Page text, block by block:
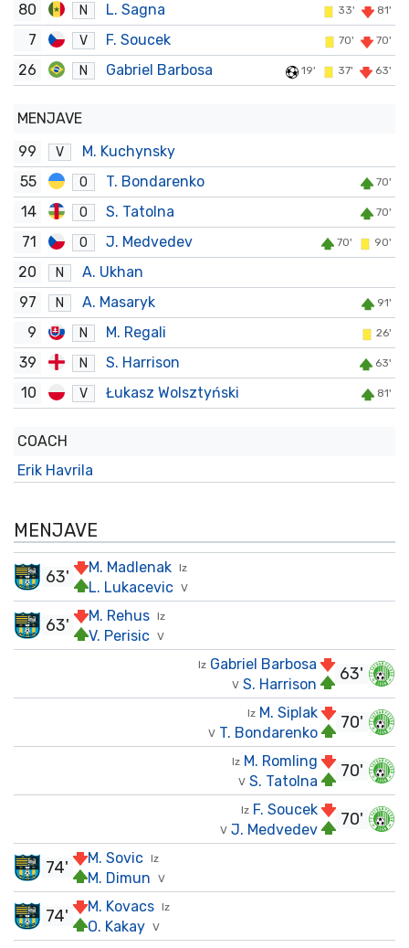
80
N L. Sagna 33' 81'
7 V F. Soucek 70' 70'
26 N Gabriel Barbosa 19' 37' 63'
MENJAVE
99
V
M. Kuchynsky
55
O T. Bondarenko 70'
14 O S. Tatolna 70'
71 O J. Medvedev 70' 90'
20 N
A. Ukhan
97
N A. Masaryk 91'
9 N M. Regali 26'
39 N S. Harrison 63'
10 V Łukasz Wolsztyński 81'
COACH
Erik Havrila
MENJAVE
Iz
M. Madlenak
V
L. Lukacevic
63'
Iz
M. Rehus
V
V. Perisic
63'
63'
Iz Gabriel Barbosa
V S. Harrison
70'
Iz M. Siplak
V T. Bondarenko
70'
Iz M. Romling
V S. Tatolna
70'
Iz F. Soucek
V J. Medvedev
Iz
M. Sovic
V
M. Dimun
74'
Iz
M. Kovacs
V
O. Kakay
74'